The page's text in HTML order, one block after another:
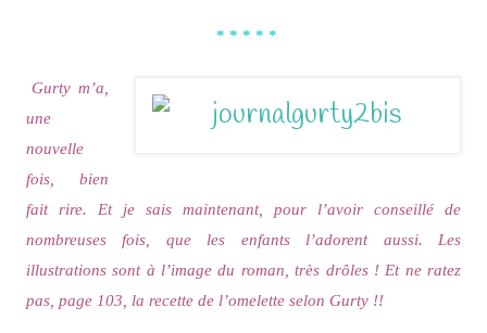
* * * * *
Gurty m’a,
une
nouvelle
fois, bien
fait rire. Et je sais maintenant, pour l’avoir conseillé de
nombreuses fois, que les enfants l’adorent aussi. Les
illustrations sont à l’image du roman, très drôles ! Et ne ratez
pas, page 103, la recette de l’omelette selon Gurty !!